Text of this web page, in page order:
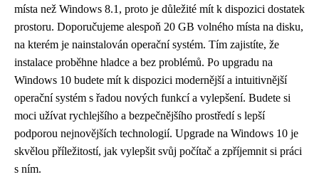
místa než Windows 8.1, proto je důležité mít k dispozici dostatek
prostoru. Doporučujeme alespoň 20 GB volného místa na disku,
na kterém je nainstalován operační systém. Tím zajistíte, že
instalace proběhne hladce a bez problémů. Po upgradu na
Windows 10 budete mít k dispozici modernější a intuitivnější
operační systém s řadou nových funkcí a vylepšení. Budete si
moci užívat rychlejšího a bezpečnějšího prostředí s lepší
podporou nejnovějších technologií. Upgrade na Windows 10 je
skvělou příležitostí, jak vylepšit svůj počítač a zpříjemnit si práci
s ním.